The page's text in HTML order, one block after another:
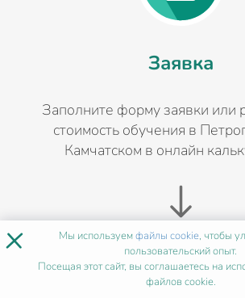
Заявка
Заполните форму заявки или
стоимость обучения в
Камчатском в онлайн
× Мы используемфайлы cookie, чтобы
пользовательский опыт.
Посещая этот сайт, вы соглашаетесь на
файлов cookie.